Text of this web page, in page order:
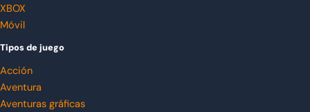
XBOX
Móvil
Tipos de juego
Acción
Aventura
Aventuras gráficas